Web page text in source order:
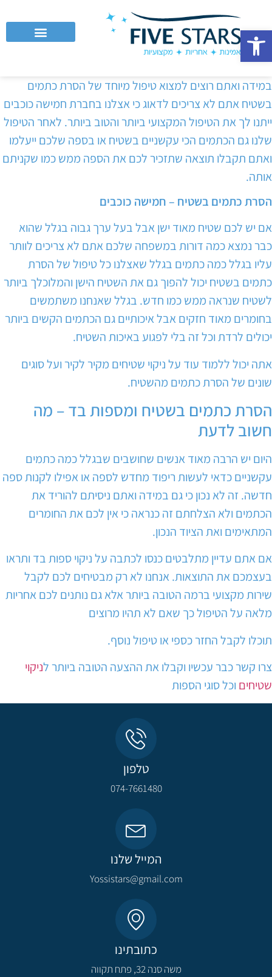
במידה ואתם רוצים למצוא טיפול מיוחד של הסרת כתמים
בשטיח אתם לא צריכים לדאוג כי אצלנו בחברת חמישה כוכבים
ייתנו לך את הטיפול המקצועי ביותר והטוב ביותר. לאחר הטיפול
שלנו גם הכתמים הכי עקשניים בשטיח או בספה שלכם ייעלמו
ואתם תקבלו תוצאה שתזכיר לכם את הספה ממש כמו שקניתם
אותה.
הסרת כתמים בשטיח – חמישה כוכבים
אם יש לכם שטיח מאוד ישן אבל בעל ערך גבוה בגלל שהוא
כבר נמצא כמה דורות במשפחה שלכם אתם לא צריכים לוותר
עליו בגלל כמה כתמים בגלל שאצלנו כל טיפול של הסרת
כתמים בשטיח יכול להפוך גם את השטיח הישן והמלוכלך ביותר
לשטיח שנראה ממש כמו חדש. בגלל שאנחנו משתמשים
בחומרים מאוד חזקים אבל איכותיים גם הכתמים הקשים ביותר
יכולים לרדת וכל זה בלי לפגוע באיכות השטיח.
אתה יכול ללמוד עוד על ניקוי שטיחים מקיר לקיר ועל סוגים
שונים של הסרת כתמים מהשטיח.
הסרת כתמים בשטיח ומספות בד – מה
חשוב לדעת
היום יש הרבה מאוד אנשים שחושבים שבגלל כמה כתמים
עקשניים כדאי לעשות ריפוד מחדש לספה או אפילו לקנות ספה
חדשה. זה לא נכון כי גם במידה ואתם ניסיתם להוריד את
הכתמים ולא הצלחתם זה כנראה כי אין לכם את החומרים
המתאימים ואת הציוד הנכון.
אם אתם עדיין מתלבטים כנסו לכתבה על ניקוי ספות בד ותראו
בעצמכם את התוצאות. אנחנו לא רק מבטיחים לכם לקבל
שירות מקצועי ברמה הטובה ביותר אלא גם נותנים לכם אחריות
מלאה על הטיפול כך שאם לא תהיו מרוצים
תוכלו לקבל החזר כספי או טיפול נוסף.
צרו קשר כבר עכשיו וקבלו את ההצעה הטובה ביותר לניקוי
שטיחים וכל סוגי הספות
טלפון
074-7661480
המייל שלנו
Yossistars@gmail.com​
כתובתינו
משה סנה 32, פתח תקווה​
פתח סרגל נגישות